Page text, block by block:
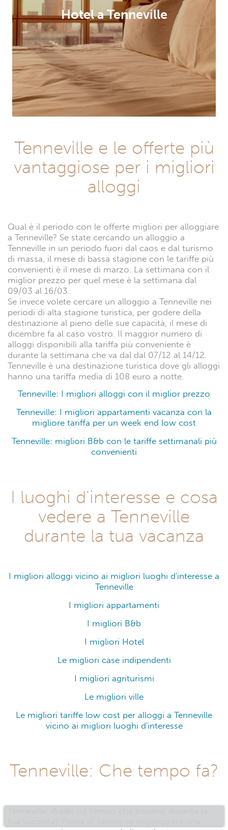
Hotel a Tenneville
Tenneville e le offerte più
vantaggiose per i migliori
alloggi
Qual è il periodo con le offerte migliori per alloggiare
a Tenneville? Se state cercando un alloggio a
Tenneville in un periodo fuori dal caos e dal turismo
di massa, il mese di bassa stagione con le tariffe più
convenienti è il mese di marzo. La settimana con il
miglior prezzo per quel mese è la settimana dal
09/03 al 16/03.
Se invece volete cercare un alloggio a Tenneville nei
periodi di alta stagione turistica, per godere della
destinazione al pieno delle sue capacità, il mese di
dicembre fa al caso vostro. Il maggior numero di
alloggi disponibili alla tariffa più conveniente è
durante la settimana che va dal dal 07/12 al 14/12.
Tenneville è una destinazione turistica dove gli alloggi
hanno una tariffa media di 108 euro a notte.
Tenneville: I migliori alloggi con il miglior prezzo
Tenneville: I migliori appartamenti vacanza con la
migliore tariffa per un week end low cost
Tenneville: migliori B&b con le tariffe settimanali più
convenienti
I luoghi d'interesse e cosa
vedere a Tenneville
durante la tua vacanza
I migliori alloggi vicino ai migliori luoghi d'interesse a
Tenneville
I migliori appartamenti
I migliori B&b
I migliori Hotel
Le migliori case indipendenti
I migliori agriturismi
Le migliori ville
Le migliori tariffe low cost per alloggi a Tenneville
vicino ai migliori luoghi d'interesse
Tenneville: Che tempo fa?